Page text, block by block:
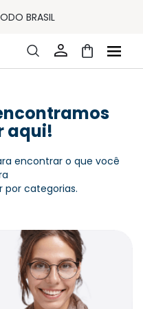
BRASIL
- CONS. REG.
BRASIL
REGULAMENTO)
- CONS. REG.
aqui!
encontrar o que você
por categorias.